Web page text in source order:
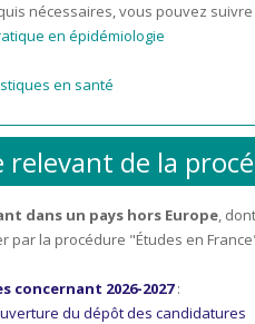
nécessaires, vous pouvez
en épidémiologie
en santé
de la
dans un pays hors Europe,
par la procédure "Études en
concernant 2026-2027:
du dépôt des candidatures